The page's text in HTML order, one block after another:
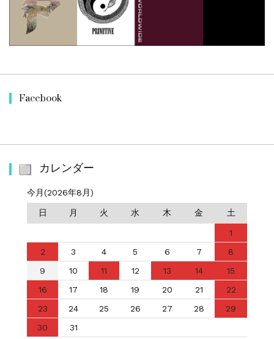
Facebook
カレンダー
今月(2026年8月)
日 月 火 水 木 金 土
1
2
3 4 5 6 7
8
9
10 11 12 13 14
15
16
17 18 19 20 21
22
23
24 25 26 27 28
29
30
31